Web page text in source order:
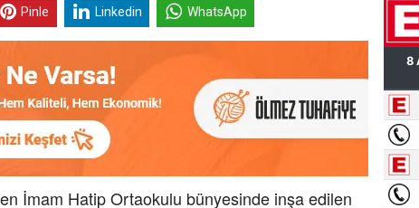
Pinle Linkedin WhatsApp
İmam Hatip Ortaokulu bünyesinde inşa edilen